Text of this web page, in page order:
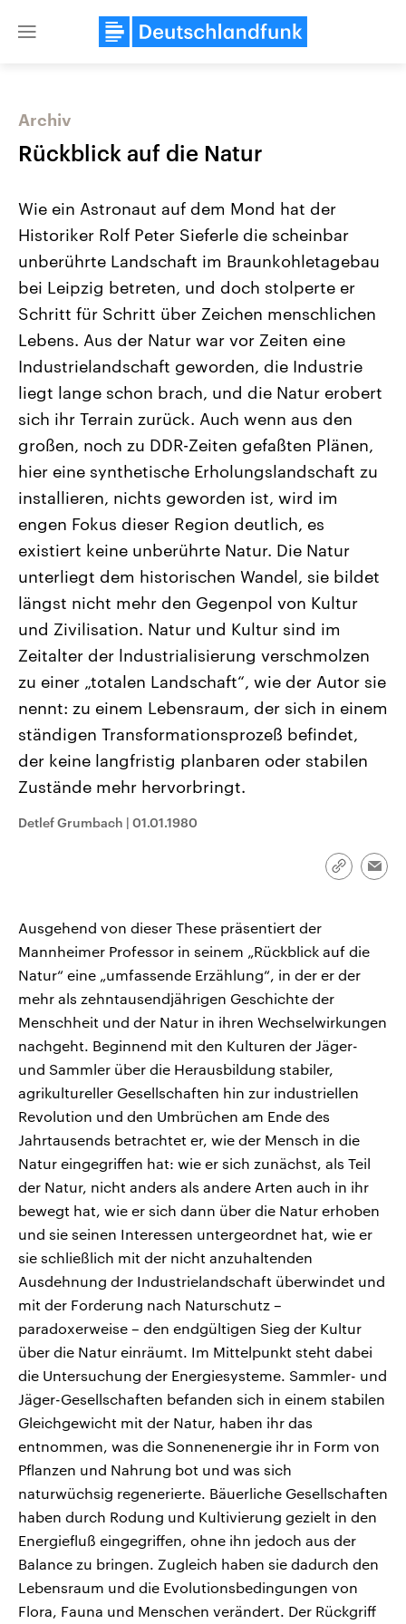
Close
Landtagswahl Sachsen-Anhalt
2026
Alle Informationen
Sachsen-Anhalt wählt am 6.
September 2026 einen neuen
Landtag. Seit 2021 wird das
Bundesland von einer Koalition aus
CDU, SPD und FDP regiert.-
Wahlprogramme, aktuelle Berichte
und Kandidaten der anstehenden
Wahl.
USA
Hintergründe
Wirtschaftlich und
gehören die Vereinigten
den mächtigsten Ländern
mit großem Einfluss auf
aktuelle Weltgeschehen.
Podcasts
Audio-Archiv
Archiv
Rückblick auf die Natur
Wie ein Astronaut auf dem Mond hat der
Historiker Rolf Peter Sieferle die scheinbar
unberührte Landschaft im Braunkohletagebau
bei Leipzig betreten, und doch stolperte er
Schritt für Schritt über Zeichen menschlichen
Lebens. Aus der Natur war vor Zeiten eine
Industrielandschaft geworden, die Industrie
liegt lange schon brach, und die Natur erobert
sich ihr Terrain zurück. Auch wenn aus den
großen, noch zu DDR-Zeiten gefaßten Plänen,
hier eine synthetische Erholungslandschaft zu
installieren, nichts geworden ist, wird im
engen Fokus dieser Region deutlich, es
existiert keine unberührte Natur. Die Natur
unterliegt dem historischen Wandel, sie bildet
längst nicht mehr den Gegenpol von Kultur
und Zivilisation. Natur und Kultur sind im
Zeitalter der lndustrialisierung verschmolzen
zu einer „totalen Landschaft“, wie der Autor sie
nennt: zu einem Lebensraum, der sich in einem
ständigen Transformationsprozeß befindet,
der keine langfristig planbaren oder stabilen
Zustände mehr hervorbringt.
Detlef Grumbach | 01.01.1980
Link
Ausgehend von dieser These präsentiert der
Mannheimer Professor in seinem „Rückblick auf die
Natur“ eine „umfassende Erzählung“, in der er der
mehr als zehntausendjährigen Geschichte der
Menschheit und der Natur in ihren Wechselwirkungen
nachgeht. Beginnend mit den Kulturen der Jäger-
und Sammler über die Herausbildung stabiler,
agrikultureller Gesellschaften hin zur industriellen
Revolution und den Umbrüchen am Ende des
Jahrtausends betrachtet er, wie der Mensch in die
Natur eingegriffen hat: wie er sich zunächst, als Teil
der Natur, nicht anders als andere Arten auch in ihr
bewegt hat, wie er sich dann über die Natur erhoben
und sie seinen Interessen untergeordnet hat, wie er
sie schließlich mit der nicht anzuhaltenden
Ausdehnung der Industrielandschaft überwindet und
mit der Forderung nach Naturschutz –
paradoxerweise – den endgültigen Sieg der Kultur
über die Natur einräumt. Im Mittelpunkt steht dabei
die Untersuchung der Energiesysteme. Sammler- und
Jäger-Gesellschaften befanden sich in einem stabilen
Gleichgewicht mit der Natur, haben ihr das
entnommen, was die Sonnenenergie ihr in Form von
Pflanzen und Nahrung bot und was sich
naturwüchsig regenerierte. Bäuerliche Gesellschaften
haben durch Rodung und Kultivierung gezielt in den
Energiefluß eingegriffen, ohne ihn jedoch aus der
Balance zu bringen. Zugleich haben sie dadurch den
Lebensraum und die Evolutionsbedingungen von
Flora, Fauna und Menschen verändert. Der Rückgriff